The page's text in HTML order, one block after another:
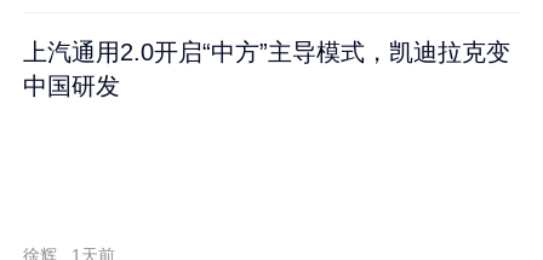
上汽通用2.0开启“中方”主导模式，凯迪拉克变
中国研发
徐辉 1天前